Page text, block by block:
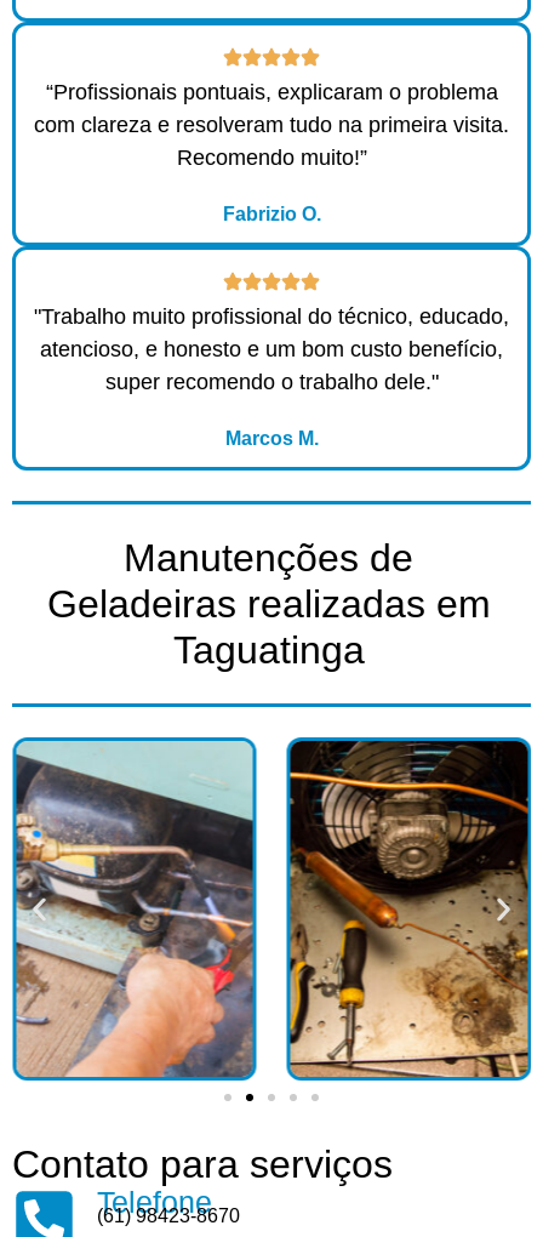
“Profissionais pontuais, explicaram o problema
com clareza e resolveram tudo na primeira visita.
Recomendo muito!”
Fabrizio O.
"Trabalho muito profissional do técnico, educado,
atencioso, e honesto e um bom custo benefício,
super recomendo o trabalho dele."
Marcos M.
Manutenções de
Geladeiras realizadas em
Taguatinga​
Contato para serviços
Telefone
(61) 98423-8670